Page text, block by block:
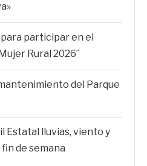
participar en el
Rural 2026”
del Parque
Estatal lluvias, viento y
de semana